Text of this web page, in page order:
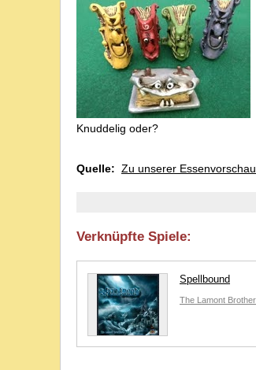
Knuddelig oder?
Quelle: Zu unserer
Verknüpfte Spiele:
Spellbound
The Lamont